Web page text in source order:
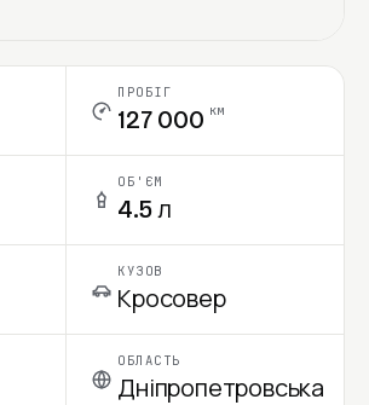
ПРОБІГ
127 000 км
ОБ'ЄМ
4.5 л
КУЗОВ
Кросовер
ОБЛАСТЬ
Дніпропетровська